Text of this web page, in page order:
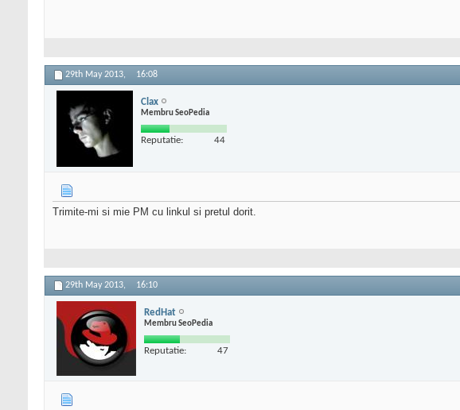
29th May 2013, 16:08
Clax
Membru SeoPedia
Reputatie: 44
Trimite-mi si mie PM cu linkul si pretul dorit.
29th May 2013, 16:10
RedHat
Membru SeoPedia
Reputatie: 47